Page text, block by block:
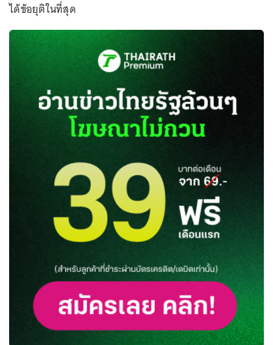
ได้ข้อยุติในที่สุด